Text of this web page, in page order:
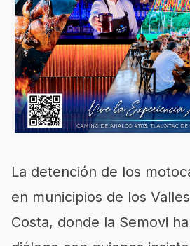
La detención de los
en municipios de los
Costa, donde la Semovi